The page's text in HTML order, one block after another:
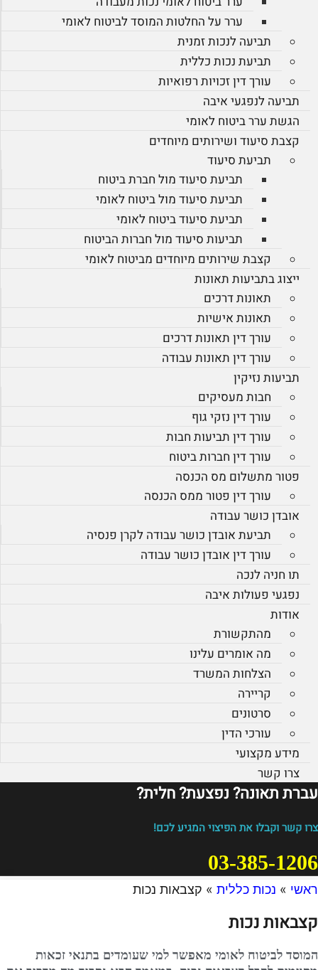
ערר על החלטות המוסד לביטוח לאומי
תביעה לנכות זמנית
תביעת נכות כללית
עורך דין זכויות רפואיות
תביעה לנפגעי איבה
הגשת ערר ביטוח לאומי
קצבת סיעוד ושירותים מיוחדים
תביעת סיעוד
תביעת סיעוד מול חברת ביטוח
תביעת סיעוד מול ביטוח לאומי
תביעת סיעוד ביטוח לאומי
תביעות סיעוד מול חברות הביטוח
קצבת שירותים מיוחדים מביטוח לאומי
ייצוג בתביעות תאונות
תאונות דרכים
תאונות אישיות
עורך דין תאונות דרכים
עורך דין תאונות עבודה
תביעות נזיקין
חבות מעסיקים
עורך דין נזקי גוף
עורך דין תביעות חבות
עורך דין חברות ביטוח
פטור מתשלום מס הכנסה
עורך דין פטור ממס הכנסה
אובדן כושר עבודה
תביעת אובדן כושר עבודה לקרן פנסיה
עורך דין אובדן כושר עבודה
תו חניה לנכה
נפגעי פעולות איבה
אודות
מהתקשורת
מה אומרים עלינו
הצלחות המשרד
קריירה
סרטונים
עורכי הדין
מידע מקצועי
צרו קשר
עברת תאונה? נפצעת? חלית?​
צרו קשר וקבלו את הפיצוי המגיע לכם!
03-385-1206
ראשי » נכות כללית » קצבאות נכות
קצבאות נכות
המוסד לביטוח לאומי מאפשר למי שעומדים בתנאי זכאות